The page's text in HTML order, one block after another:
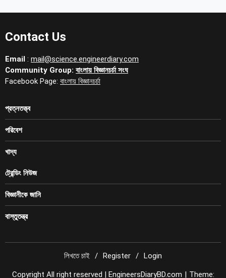
Contact Us
Email : mail@science.engineerdiary.com
Community Group: বাংলায় বিজ্ঞানচর্চা সংঘ
Facebook Page: বাংলায় বিজ্ঞানচর্চা
প্রত্নতত্ত্ব
পরিবেশ
খাদ্য
ট্রেন্ডিং নিউজ
বিজ্ঞানীকে জানি
বাস্তুতন্ত্র
লিখতে চাই Register Login
Copyright All right reserved | EngineersDiaryBD.com | Theme: